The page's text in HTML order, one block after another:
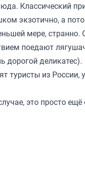
Классический
экзотично, а
мере, странно.
поедают
дорогой деликатес).
туристы из
это просто